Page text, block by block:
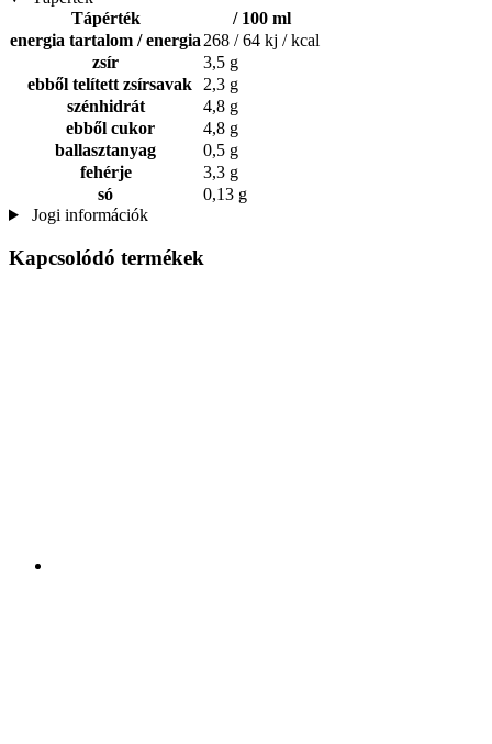
Tápérték
/ 100 ml
energia tartalom / energia 268 / 64 kj / kcal
zsír
3,5 g
ebből telített zsírsavak
2,3 g
szénhidrát
4,8 g
ebből cukor
4,8 g
ballasztanyag
0,5 g
fehérje
3,3 g
só
0,13 g
Jogi információk
Kapcsolódó termékek